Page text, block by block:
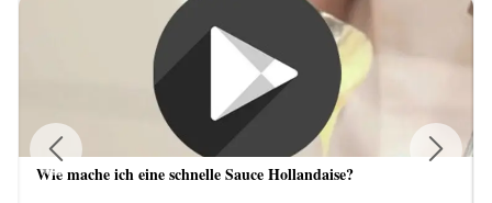
Wie mache ich eine schnelle Sauce Hollandaise?
Previous